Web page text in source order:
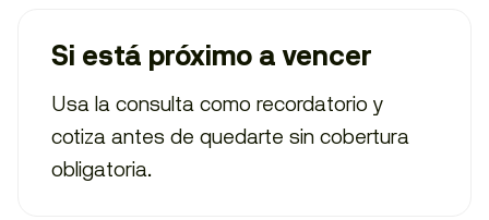
Si está próximo a vencer
Usa la consulta como recordatorio y
cotiza antes de quedarte sin cobertura
obligatoria.